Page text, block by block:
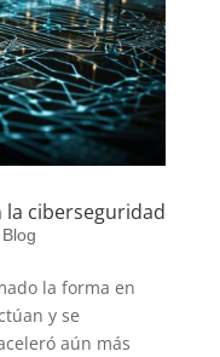
ciberseguridad
Blog
la forma en
y se
aún más